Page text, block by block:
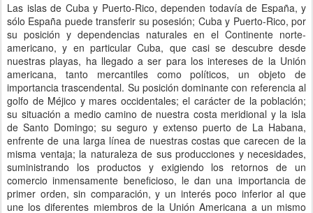
Las islas de Cuba y Puerto-Rico, dependen todavía de España, y
sólo España puede transferir su posesión; Cuba y Puerto-Rico, por
su posición y dependencias naturales en el Continente norte-
americano, y en particular Cuba, que casi se descubre desde
nuestras playas, ha llegado a ser para los intereses de la Unión
americana, tanto mercantiles como políticos, un objeto de
importancia trascendental. Su posición dominante con referencia al
golfo de Méjico y mares occidentales; el carácter de la población;
su situación a medio camino de nuestra costa meridional y la isla
de Santo Domingo; su seguro y extenso puerto de La Habana,
enfrente de una larga línea de nuestras costas que carecen de la
misma ventaja; la naturaleza de sus producciones y necesidades,
suministrando los productos y exigiendo los retornos de un
comercio inmensamente beneficioso, le dan una importancia de
primer orden, sin comparación, y un interés poco inferior al que
une los diferentes miembros de la Unión Americana a un mismo